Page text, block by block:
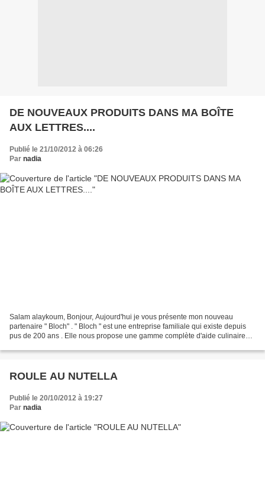
DE NOUVEAUX PRODUITS DANS MA BOÎTE
AUX LETTRES....
Publié le 21/10/2012 à 06:26
Par nadia
Salam alaykoum, Bonjour, Aujourd'hui je vous présente mon nouveau
partenaire " Bloch" . " Bloch " est une entreprise familiale qui existe depuis
pus de 200 ans . Elle nous propose une gamme complète d'aide culinaire
ROULE AU NUTELLA
Publié le 20/10/2012 à 19:27
Par nadia